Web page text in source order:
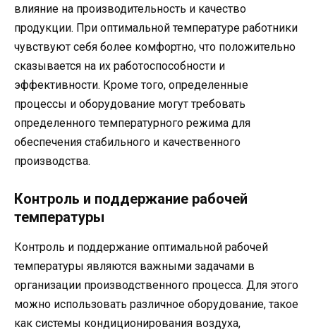
влияние на производительность и качество
продукции. При оптимальной температуре работники
чувствуют себя более комфортно, что положительно
сказывается на их работоспособности и
эффективности. Кроме того, определенные
процессы и оборудование могут требовать
определенного температурного режима для
обеспечения стабильного и качественного
производства.
Контроль и поддержание рабочей
температуры
Контроль и поддержание оптимальной рабочей
температуры являются важными задачами в
организации производственного процесса. Для этого
можно использовать различное оборудование, такое
как системы кондиционирования воздуха,